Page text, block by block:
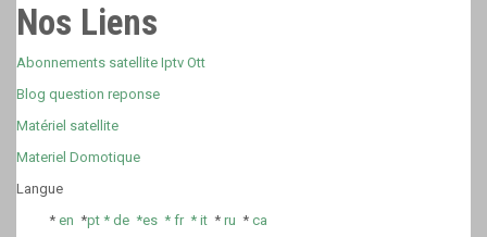
Nos Liens
Abonnements satellite Iptv Ott
Blog question reponse
Matériel satellite
Materiel Domotique
Langue
* en *pt * de *es * fr* it * ru * ca